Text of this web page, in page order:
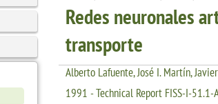
Redes neuronales
transporte
Alberto Lafuente, José I. Martín,
1991 - Technical Report FISS-I-